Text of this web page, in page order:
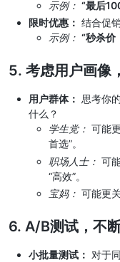
示例： “最后
限时优惠： 结合促
示例： “秒杀价
5. 考虑用户画像
用户群体： 思考你
什么？
学生党： 可能
首选”。
职场人士： 可
“高效”。
宝妈： 可能更
6. A/B测试，不
小批量测试： 对于